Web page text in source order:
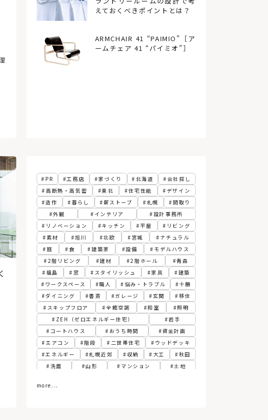
えておくべきポイントとは？
ARMCHAIR 41 “PAIMIO”［ア
ームチェア 41 “パイミオ”］
PR 工務店 家づくり 北海道
会社探し
高断熱・高気密
東北 住宅性能
デザイン
造作
暮らし 薪ストーブ 札幌
間取り
外観
インテリア
設計事務所
リノベーション
キッチン 平屋
リビング
素材
旭川 北欧 宮城
ナチュラル
庭
食 建築家 設備
モデルハウス
2階リビング
建材 2階ホール
青森
福島
窓 スタイリッシュ 家具
建築
ワークスペース
職人 悩み・トラブル
十勝
ダイニング
書斎 ガレージ 玄関
移住
スキップフロア
全館空調 和室
照明
ZEH（ゼロエネルギー住宅）
岩手
コートハウス
おうち時間
資金計画
エアコン
階段 二世帯住宅
ウッドデッキ
エネルギー
札幌近郊 収納 大工
秋田
洗面
山形 マンション
土地
まちづくり
more...